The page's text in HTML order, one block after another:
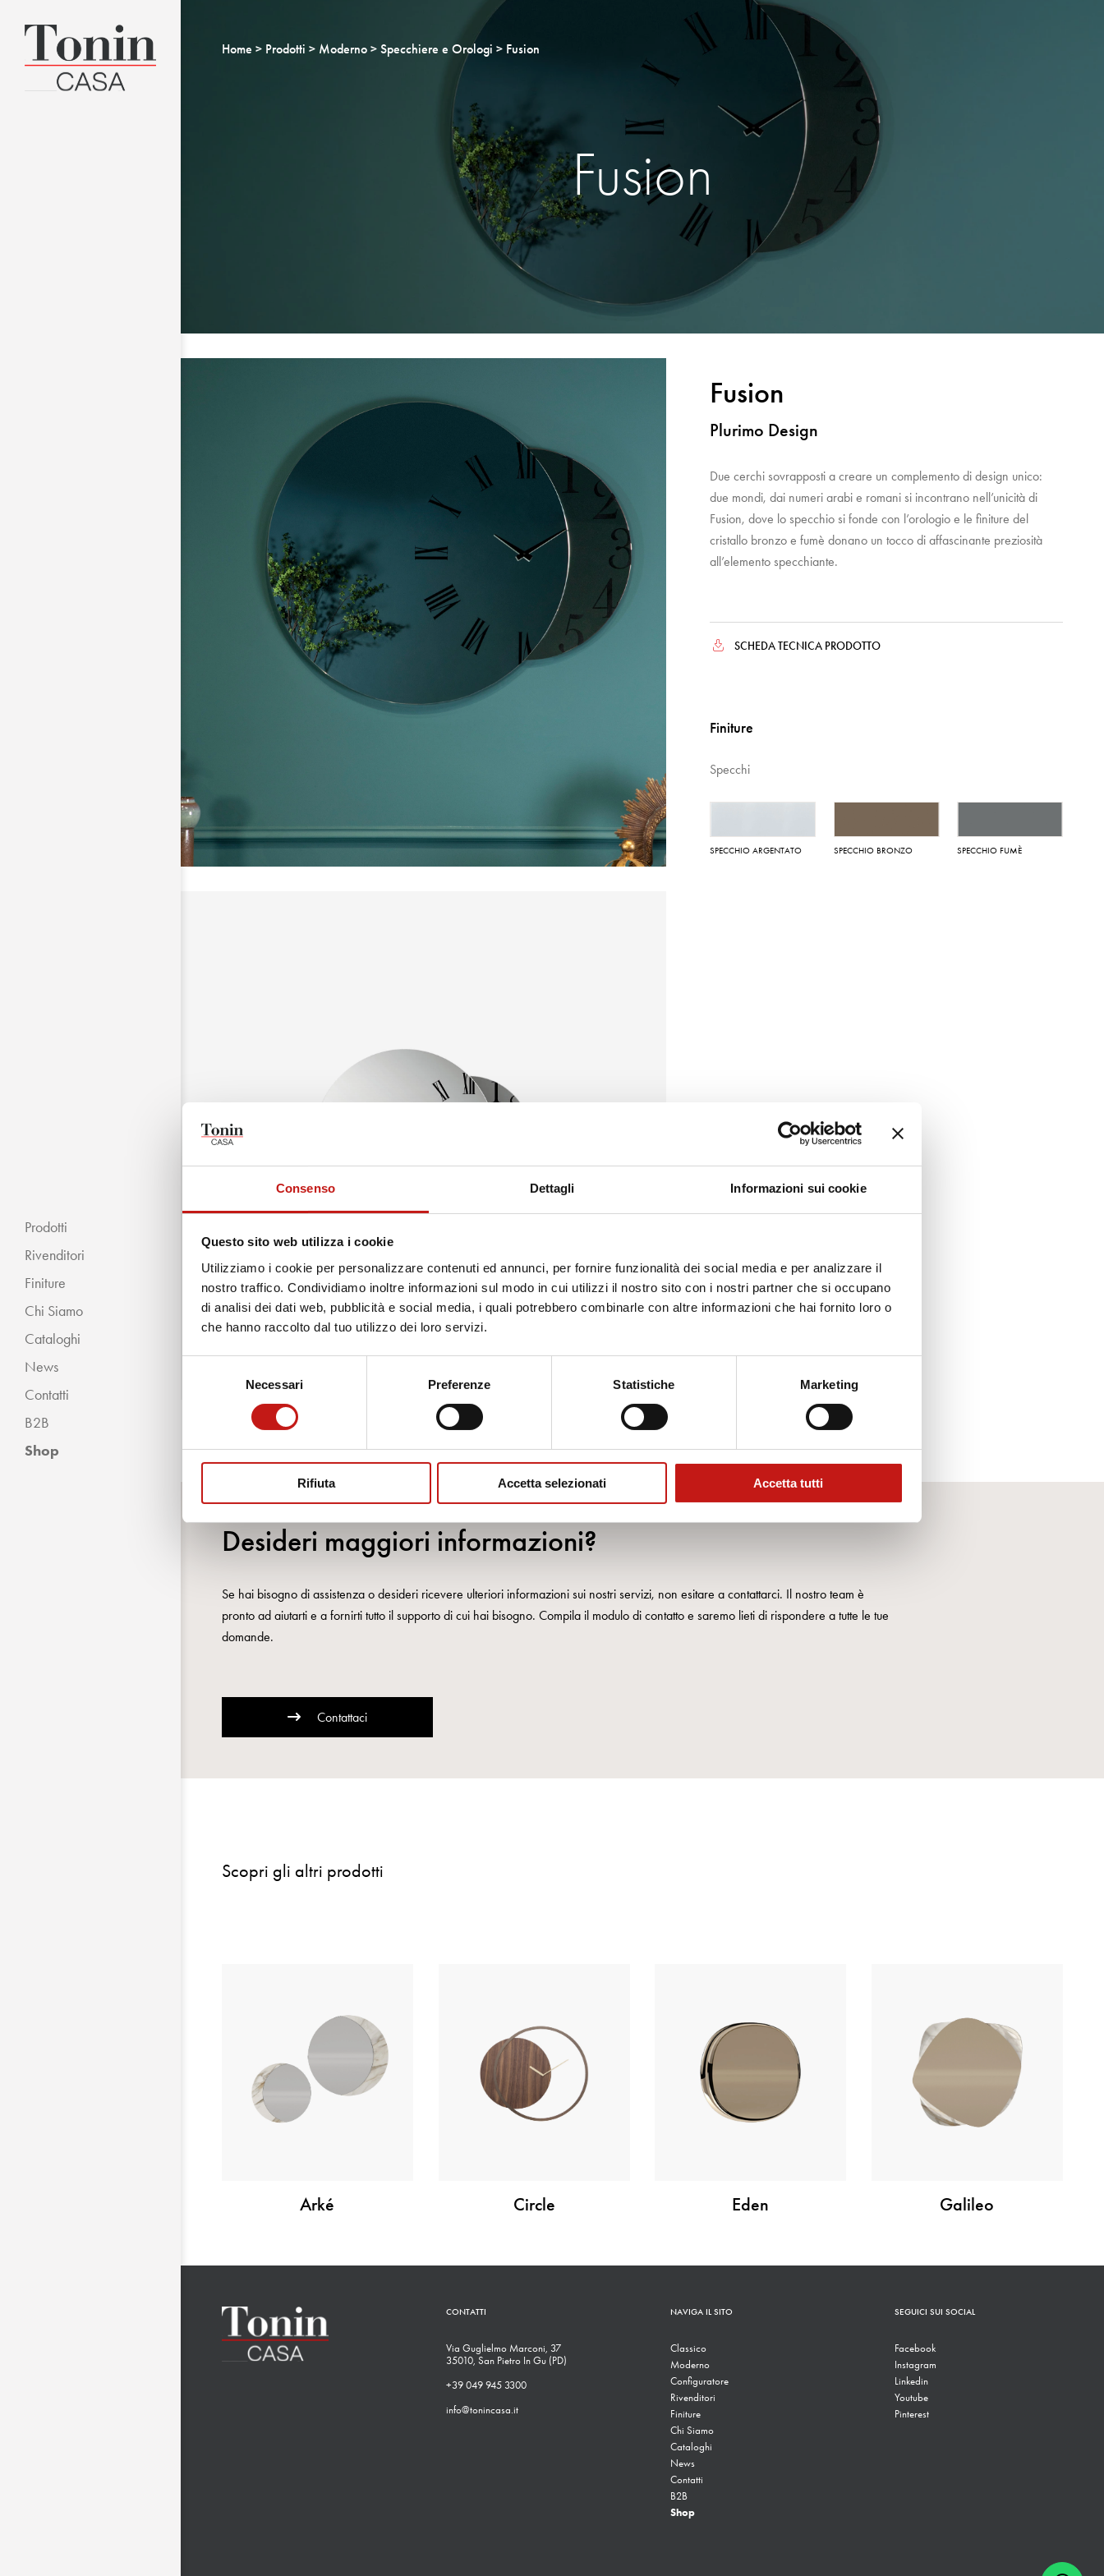
Consenso Dettagli Informazioni sui cookie
Questo sito web utilizza i cookie
Utilizziamo i cookie per personalizzare contenuti ed annunci, per fornire funzionalità dei social media e per analizzare il
nostro traffico. Condividiamo inoltre informazioni sul modo in cui utilizzi il nostro sito con i nostri partner che si occupano
di analisi dei dati web, pubblicità e social media, i quali potrebbero combinarle con altre informazioni che hai fornito loro o
che hanno raccolto dal tuo utilizzo dei loro servizi.
Necessari Preferenze Statistiche Marketing
Rifiuta Accetta selezionati Accetta tutti
Prodotti
Rivenditori
Finiture
Chi Siamo
Cataloghi
News
Contatti
B2B
Shop
« INDIETRO
Home Prodotti Moderno Specchiere e Orologi Fusion
Fusion
Fusion
Plurimo Design
Due cerchi sovrapposti a creare un complemento di design unico:
due mondi, dai numeri arabi e romani si incontrano nell’unicità di
Fusion, dove lo specchio si fonde con l’orologio e le finiture del
cristallo bronzo e fumè donano un tocco di affascinante preziosità
all’elemento specchiante.
SCHEDA TECNICA PRODOTTO
Finiture
Specchi
SPECCHIO ARGENTATO SPECCHIO BRONZO SPECCHIO FUMÈ
Desideri maggiori informazioni?
Se hai bisogno di assistenza o desideri ricevere ulteriori informazioni sui nostri servizi, non esitare a contattarci. Il nostro team è
pronto ad aiutarti e a fornirti tutto il supporto di cui hai bisogno. Compila il modulo di contatto e saremo lieti di rispondere a tutte le tue
domande.
Contattaci
Scopri gli altri prodotti
Arké Circle Eden Galileo
CONTATTI
Via Guglielmo Marconi, 37
35010, San Pietro In Gu (PD)
+39 049 945 3300
info@tonincasa.it
NAVIGA IL SITO
Classico
Moderno
Configuratore
Rivenditori
Finiture
Chi Siamo
Cataloghi
News
Contatti
B2B
Shop
SEGUICI SUI SOCIAL
Facebook
Instagram
Linkedin
Youtube
Pinterest